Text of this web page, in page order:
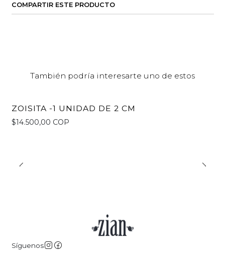
COMPARTIR ESTE PRODUCTO
También podría interesarte uno de estos
ZOISITA -1 UNIDAD DE 2 CM
$14.500,00 COP
Síguenos